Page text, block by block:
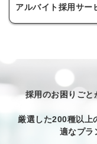
アルバイト採用サー
採用のお困りごと
厳選した200種以上
適なプラ